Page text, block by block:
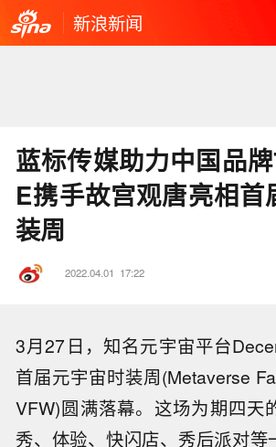
新浪新闻
蓝标传媒助力中国品
E携手故宫观唐亮相首
装周
2022.04.01 17:22
3月27日，知名元宇宙平台
首届元宇宙时装周(Metaverse
VFW)圆满落幕。这场为期四天
秀、体验、快闪店、秀后派对等